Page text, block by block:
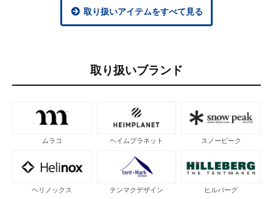
取り扱いアイテムをすべて見る
取り扱いブランド
ムラコ ヘイムプラネット スノーピーク
ヘリノックス テンマクデザイン ヒルバーグ